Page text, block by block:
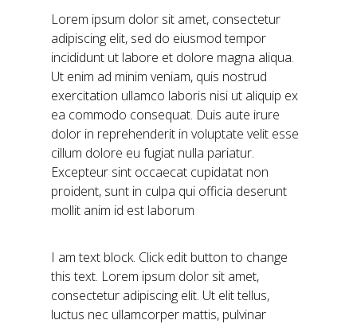
Lorem ipsum dolor sit amet, consectetur
adipiscing elit, sed do eiusmod tempor
incididunt ut labore et dolore magna aliqua.
Ut enim ad minim veniam, quis nostrud
exercitation ullamco laboris nisi ut aliquip ex
ea commodo consequat. Duis aute irure
dolor in reprehenderit in voluptate velit esse
cillum dolore eu fugiat nulla pariatur.
Excepteur sint occaecat cupidatat non
proident, sunt in culpa qui officia deserunt
mollit anim id est laborum
I am text block. Click edit button to change
this text. Lorem ipsum dolor sit amet,
consectetur adipiscing elit. Ut elit tellus,
luctus nec ullamcorper mattis, pulvinar